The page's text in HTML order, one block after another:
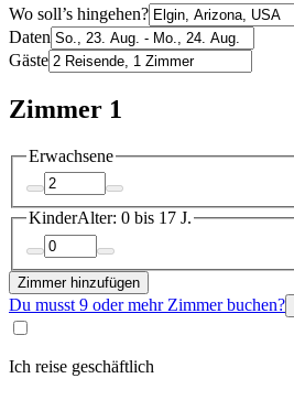
Wo soll’s hingehen?
Daten
Gäste
Zimmer 1
Erwachsene
KinderAlter: 0 bis 17 J.
Zimmer hinzufügen
Du musst 9 oder mehr Zimmer buchen?
Ich reise geschäftlich